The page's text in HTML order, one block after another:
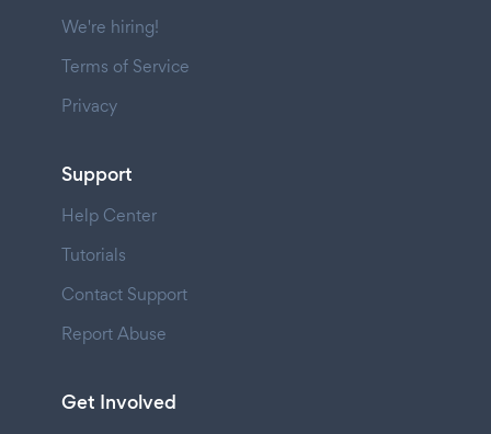
We're hiring!
Terms of Service
Privacy
Support
Help Center
Tutorials
Contact Support
Report Abuse
Get Involved